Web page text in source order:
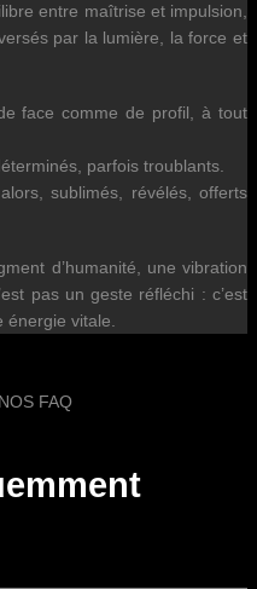
entre maîtrise et impulsion,
par la lumière, la force et
face comme de profil, à tout
parfois troublants.
sublimés, révélés, offerts
d’humanité, une vibration
pas un geste réfléchi : c’est
énergie vitale.
NOS FAQ